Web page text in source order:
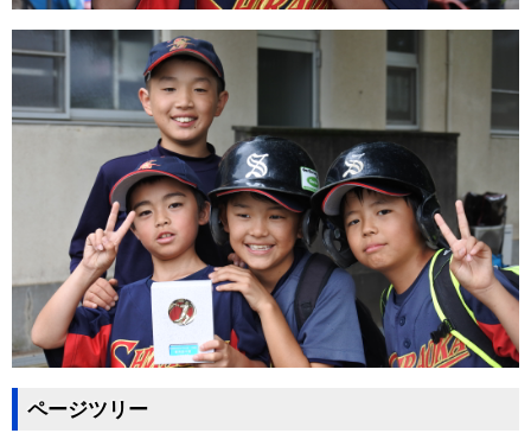
ページツリー